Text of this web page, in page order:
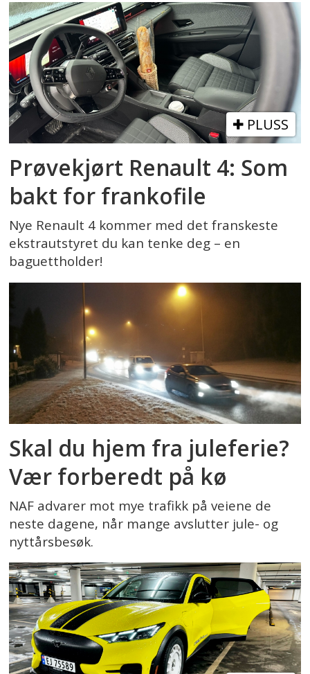
PLUSS
Prøvekjørt Renault 4: Som
bakt for frankofile
Nye Renault 4 kommer med det franskeste
ekstrautstyret du kan tenke deg – en
baguettholder!
Skal du hjem fra juleferie?
Vær forberedt på kø
NAF advarer mot mye trafikk på veiene de
neste dagene, når mange avslutter jule- og
nyttårsbesøk.